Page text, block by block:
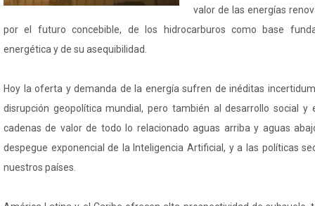
valor de las energías
por el futuro concebible, de los hidrocarburos como base
energética y de su asequibilidad.
Hoy la oferta y demanda de la energía sufren de inéditas
disrupción geopolítica mundial, pero también al desarrollo social y
cadenas de valor de todo lo relacionado aguas arriba y aguas
despegue exponencial de la Inteligencia Artificial, y a las políticas
nuestros países.